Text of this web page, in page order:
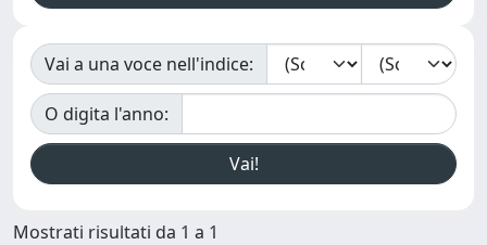
Vai a una voce nell'indice:
O digita l'anno:
Mostrati risultati da 1 a 1